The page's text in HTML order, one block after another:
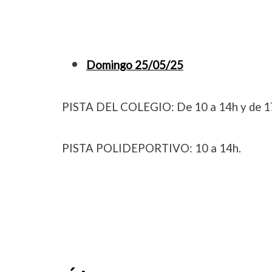
Domingo 25/05/25
PISTA DEL COLEGIO: De 10 a 14h y de
PISTA POLIDEPORTIVO: 10 a 14h.